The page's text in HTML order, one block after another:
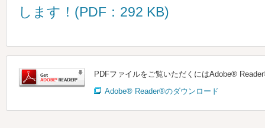
します！(PDF：292 KB)
PDFファイルをご覧いただくにはAdobe®
Adobe® Reader®のダウンロード